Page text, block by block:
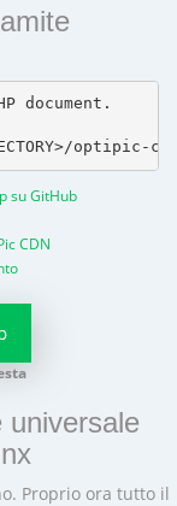
document.
su GitHub
CDN
universale
Proprio ora tutto il